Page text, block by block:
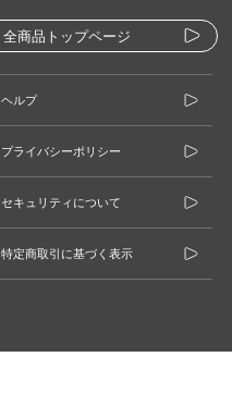
全商品トップページ
ヘルプ
プライバシーポリシー
セキュリティについて
特定商取引に基づく表示